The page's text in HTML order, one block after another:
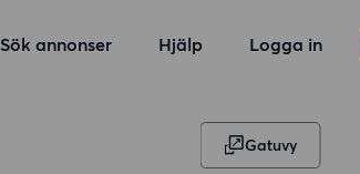
Sök annonser Hjälp Logga in
Gatuvy